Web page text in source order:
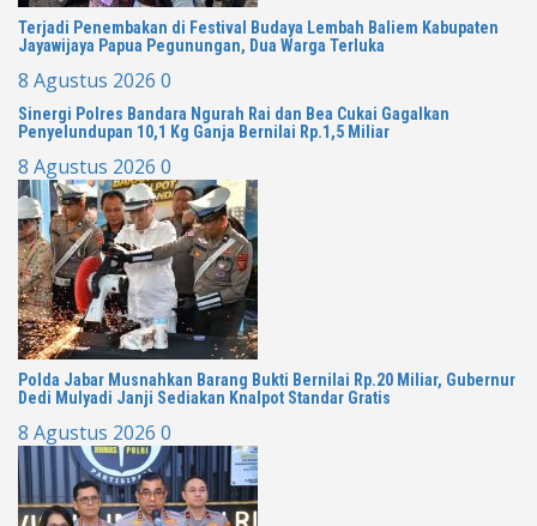
Terjadi Penembakan di Festival Budaya Lembah Baliem Kabupaten
Jayawijaya Papua Pegunungan, Dua Warga Terluka
8 Agustus 2026 0
Sinergi Polres Bandara Ngurah Rai dan Bea Cukai Gagalkan
Penyelundupan 10,1 Kg Ganja Bernilai Rp.1,5 Miliar
8 Agustus 2026 0
Polda Jabar Musnahkan Barang Bukti Bernilai Rp.20 Miliar, Gubernur
Dedi Mulyadi Janji Sediakan Knalpot Standar Gratis
8 Agustus 2026 0